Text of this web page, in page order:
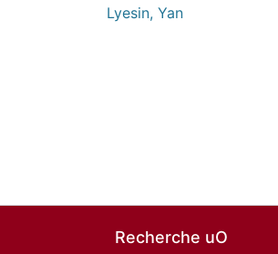
Lyesin, Yan
Recherche uO